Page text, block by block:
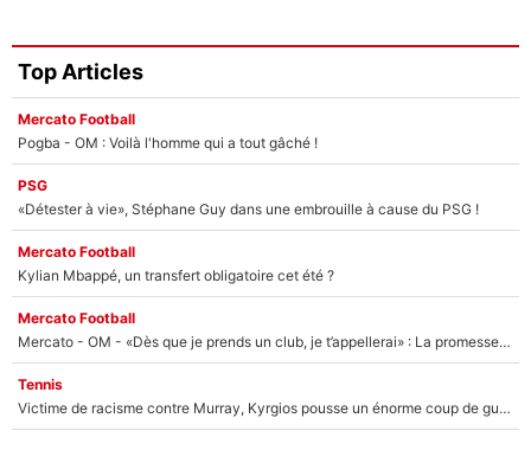
Top Articles
Mercato Football
Pogba - OM : Voilà l'homme qui a tout gâché !
PSG
«Détester à vie», Stéphane Guy dans une embrouille à cause du PSG !
Mercato Football
Kylian Mbappé, un transfert obligatoire cet été ?
Mercato Football
Mercato - OM - «Dès que je prends un club, je t’appellerai» : La promesse de Marcelino au moment de claquer la porte
Tennis
Victime de racisme contre Murray, Kyrgios pousse un énorme coup de gueule !